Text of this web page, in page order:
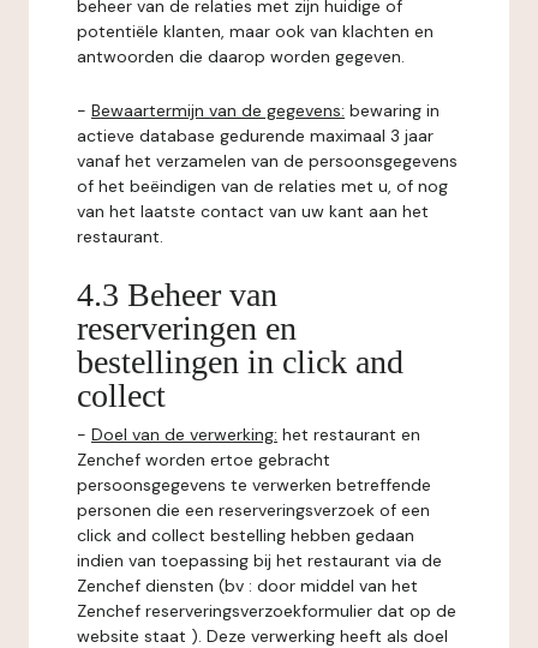
beheer van de relaties met zijn huidige of
potentiële klanten, maar ook van klachten en
antwoorden die daarop worden gegeven.
- Bewaartermijn van de gegevens: bewaring in
actieve database gedurende maximaal 3 jaar
vanaf het verzamelen van de persoonsgegevens
of het beëindigen van de relaties met u, of nog
van het laatste contact van uw kant aan het
restaurant.
4.3 Beheer van
reserveringen en
bestellingen in click and
collect
- Doel van de verwerking: het restaurant en
Zenchef worden ertoe gebracht
persoonsgegevens te verwerken betreffende
personen die een reserveringsverzoek of een
click and collect bestelling hebben gedaan
indien van toepassing bij het restaurant via de
Zenchef diensten (bv : door middel van het
Zenchef reserveringsverzoekformulier dat op de
website staat ). Deze verwerking heeft als doel